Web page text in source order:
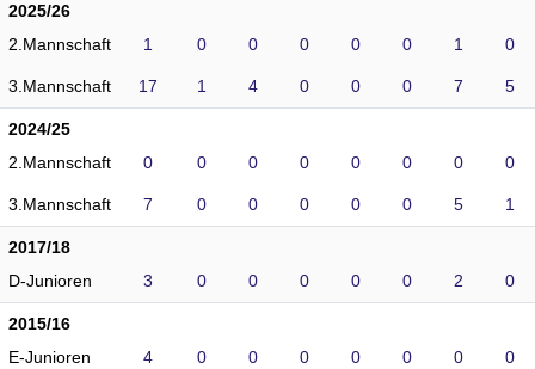
2025/26
2.Mannschaft
1 0 0 0 0 0 1 0
3.Mannschaft 17 1 4 0 0 0 7 5
2024/25
2.Mannschaft
0 0 0 0 0 0 0 0
3.Mannschaft 7 0 0 0 0 0 5 1
2017/18
D-Junioren
3 0 0 0 0 0 2 0
2015/16
E-Junioren
4 0 0 0 0 0 0 0